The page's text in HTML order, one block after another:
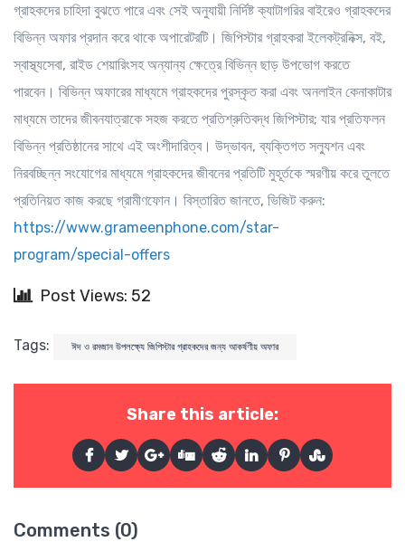
গ্রাহকদের চাহিদা বুঝতে পারে এবং সেই অনুযায়ী নির্দিষ্ট ক্যাটাগরির বাইরেও গ্রাহকদের
বিভিন্ন অফার প্রদান করে থাকে অপারেটরটি। জিপিস্টার গ্রাহকরা ইলেকট্রনিক্স, বই,
স্বাস্থ্যসেবা, রাইড শেয়ারিংসহ অন্যান্য ক্ষেত্রে বিভিন্ন ছাড় উপভোগ করতে
পারবেন। বিভিন্ন অফারের মাধ্যমে গ্রাহকদের পুরস্কৃত করা এবং অনলাইন কেনাকাটার
মাধ্যমে তাদের জীবনযাত্রাকে সহজ করতে প্রতিশ্রুতিবদ্ধ জিপিস্টার; যার প্রতিফলন
বিভিন্ন প্রতিষ্ঠানের সাথে এই অংশীদারিত্ব। উদ্ভাবন, ব্যক্তিগত সল্যুশন এবং
নিরবচ্ছিন্ন সংযোগের মাধ্যমে গ্রাহকদের জীবনের প্রতিটি মুহূর্তকে স্মরণীয় করে তুলতে
প্রতিনিয়ত কাজ করছে গ্রামীণফোন। বিস্তারিত জানতে, ভিজিট করুন:
https://www.grameenphone.com/star-
program/special-offers
Post Views: 52
Tags: ঈদ ও রমজান উপলক্ষ্যে জিপিস্টার গ্রাহকদের জন্য আকর্ষণীয় অফার
Share this article:
Comments (0)